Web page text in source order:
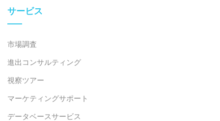
サービス
市場調査
進出コンサルティング
視察ツアー
マーケティングサポート
データベースサービス